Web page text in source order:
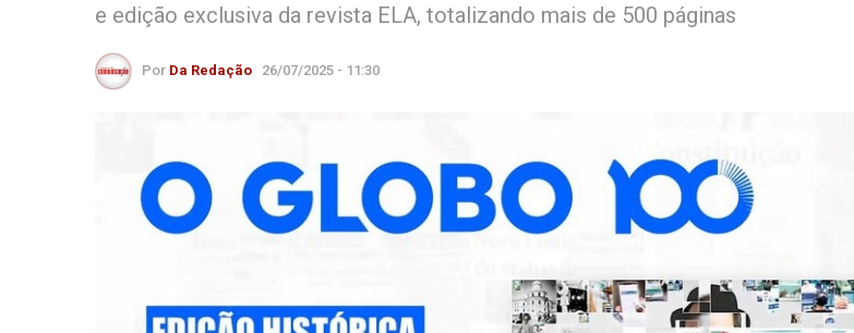
e edição exclusiva da revista ELA, totalizando mais de 500 páginas
Por Da Redação 26/07/2025 - 11:30